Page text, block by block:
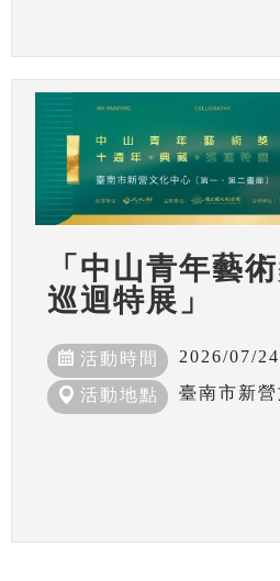
「中山青年藝
巡迴特展」
活動時間 2026/07/
活動地點 臺南市新